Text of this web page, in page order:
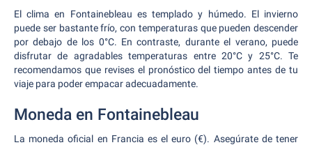
El clima en Fontainebleau es templado y húmedo. El invierno
puede ser bastante frío, con temperaturas que pueden descender
por debajo de los 0°C. En contraste, durante el verano, puede
disfrutar de agradables temperaturas entre 20°C y 25°C. Te
recomendamos que revises el pronóstico del tiempo antes de tu
viaje para poder empacar adecuadamente.
Moneda en Fontainebleau
La moneda oficial en Francia es el euro (€). Asegúrate de tener